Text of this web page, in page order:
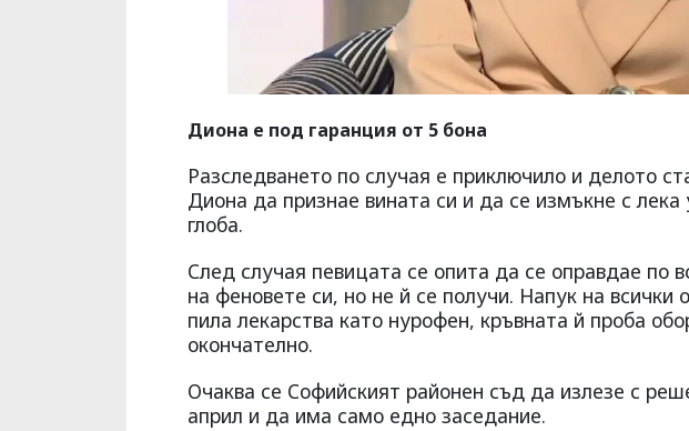
Диона е под гаранция от 5 бона
Разследването по случая е приключило и делото
Диона да признае вината си и да се измъкне с
глоба.
След случая певицата се опита да се оправдае по
на феновете си, но не й се получи. Напук на всички
пила лекарства като нурофен, кръвната й проба
окончателно.
Очаква се Софийският районен съд да излезе с
април и да има само едно заседание.